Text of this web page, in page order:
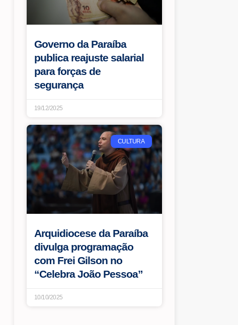
Governo da Paraíba
publica reajuste salarial
para forças de
segurança
19/12/2025
CULTURA
Arquidiocese da Paraíba
divulga programação
com Frei Gilson no
“Celebra João Pessoa”
10/10/2025